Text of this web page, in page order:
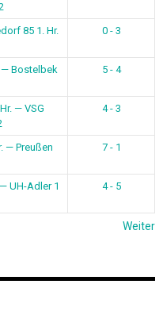
85 1. Hr. 0 - 3
— Bostelbek
5 - 4
— VSG
4 - 3
— Preußen
7 - 1
UH-Adler 1 4 - 5
Weiter